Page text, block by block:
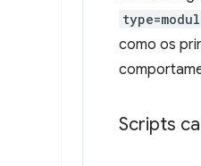
como os
Scripts